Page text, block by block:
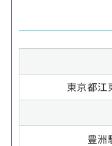
東京都江
豊洲